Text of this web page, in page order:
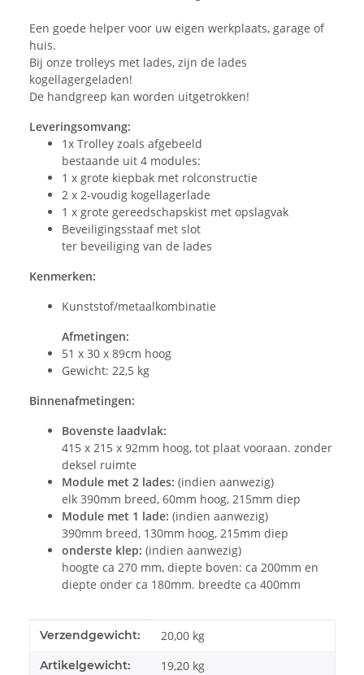
Een goede helper voor uw eigen werkplaats, garage of
huis.
Bij onze trolleys met lades, zijn de lades
kogellagergeladen!
De handgreep kan worden uitgetrokken!
Leveringsomvang:
1x Trolley zoals afgebeeld
bestaande uit 4 modules:
1 x grote kiepbak met rolconstructie
2 x 2-voudig kogellagerlade
1 x grote gereedschapskist met opslagvak
Beveiligingsstaaf met slot
ter beveiliging van de lades
Kenmerken:
Kunststof/metaalkombinatie
Afmetingen:
51 x 30 x 89cm hoog
Gewicht: 22,5 kg
Binnenafmetingen:
Bovenste laadvlak:
415 x 215 x 92mm hoog, tot plaat vooraan. zonder
deksel ruimte
Module met 2 lades: (indien aanwezig)
elk 390mm breed, 60mm hoog, 215mm diep
Module met 1 lade: (indien aanwezig)
390mm breed, 130mm hoog, 215mm diep
onderste klep: (indien aanwezig)
hoogte ca 270 mm, diepte boven: ca 200mm en
diepte onder ca 180mm. breedte ca 400mm
#productDetails.itemInformation#
#productDetails.itemValue#
Verzendgewicht: 20,00 kg
Artikelgewicht: 19,20 kg